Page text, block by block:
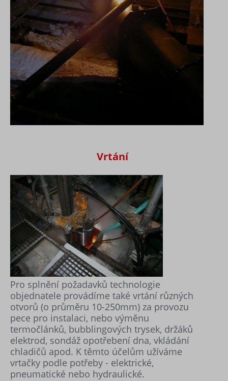
Vrtání
Pro splnění požadavků technologie
objednatele provádíme také vrtání různých
otvorů (o průměru 10-250mm) za provozu
pece pro instalaci, nebo výměnu
termočlánků, bubblingových trysek, držáků
elektrod, sondáž opotřebení dna, vkládání
chladičů apod. K těmto účelům užíváme
vrtačky podle potřeby - elektrické,
pneumatické nebo hydraulické.